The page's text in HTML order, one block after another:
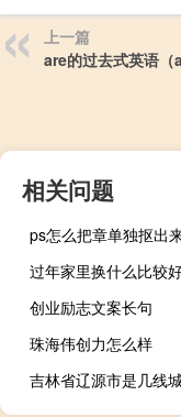
上一篇
are的过去式英语（
相关问题
过年家里换什么比较
创业励志文案长句
珠海伟创力怎么样
吉林省辽源市是几线